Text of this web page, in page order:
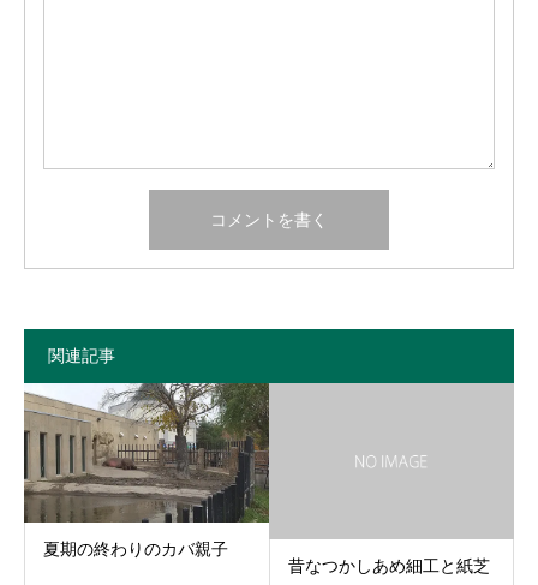
関連記事
夏期の終わりのカバ親子
昔なつかしあめ細工と紙芝